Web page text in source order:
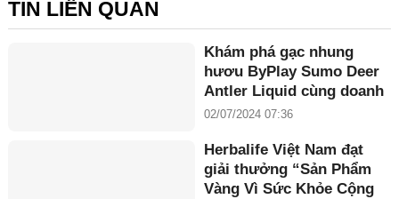
TIN LIÊN QUAN
Khám phá gạc nhung
hươu ByPlay Sumo Deer
Antler Liquid cùng doanh
nhân Maria Tuyền
02/07/2024 07:36
Herbalife Việt Nam đạt
giải thưởng “Sản Phẩm
Vàng Vì Sức Khỏe Cộng